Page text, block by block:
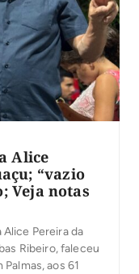
Alice
“vazio
Veja notas
Pereira da
Ribeiro, faleceu
aos 61